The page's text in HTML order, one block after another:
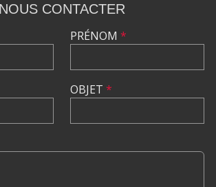
NOUS CONTACTER
PRÉNOM *
OBJET *